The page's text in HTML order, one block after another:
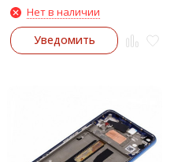
Нет в наличии
Уведомить